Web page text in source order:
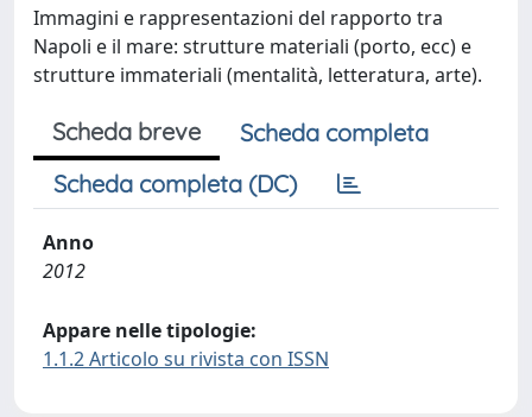
Immagini e rappresentazioni del rapporto tra
Napoli e il mare: strutture materiali (porto, ecc) e
strutture immateriali (mentalità, letteratura, arte).
Scheda breve
Scheda completa
Scheda completa (DC)
Anno
2012
Appare nelle tipologie:
1.1.2 Articolo su rivista con ISSN